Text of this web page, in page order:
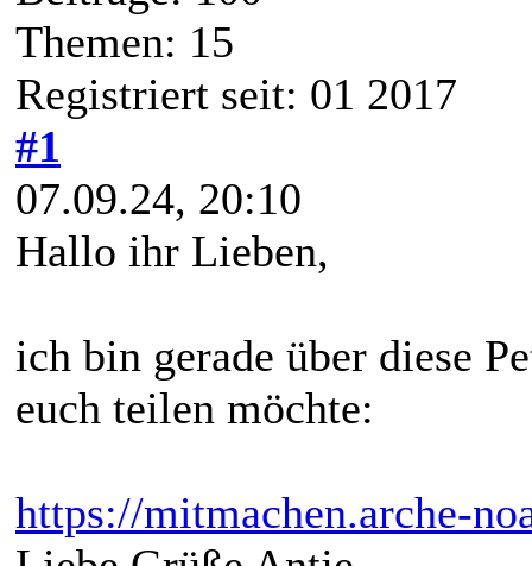
Themen: 15
Registriert seit: 01 2017
#1
07.09.24, 20:10
Hallo ihr Lieben,
ich bin gerade über diese
euch teilen möchte:
https://mitmachen.arche-